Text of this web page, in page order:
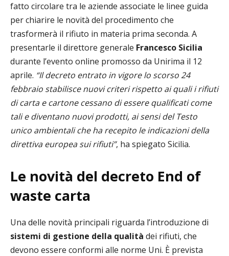
fatto circolare tra le aziende associate le linee guida
per chiarire le novità del procedimento che
trasformerà il rifiuto in materia prima seconda. A
presentarle il direttore generale Francesco Sicilia
durante l’evento online promosso da Unirima il 12
aprile. “Il decreto entrato in vigore lo scorso 24
febbraio stabilisce nuovi criteri rispetto ai quali i rifiuti
di carta e cartone cessano di essere qualificati come
tali e diventano nuovi prodotti, ai sensi del Testo
unico ambientali che ha recepito le indicazioni della
direttiva europea sui rifiuti”, ha spiegato Sicilia.
Le novità del decreto End of
waste carta
Una delle novità principali riguarda l’introduzione di
sistemi di gestione della qualità dei rifiuti, che
devono essere conformi alle norme Uni. È prevista